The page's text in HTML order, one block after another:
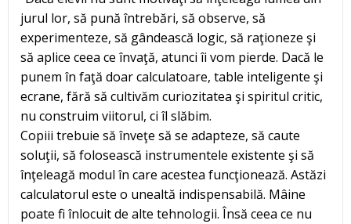
jurul lor, să pună întrebări, să observe, să
experimenteze, să gândească logic, să raţioneze şi
să aplice ceea ce învaţă, atunci îi vom pierde. Dacă le
punem în faţă doar calculatoare, table inteligente şi
ecrane, fără să cultivăm curiozitatea şi spiritul critic,
nu construim viitorul, ci îl slăbim.
Copiii trebuie să înveţe să se adapteze, să caute
soluţii, să folosească instrumentele existente şi să
înţeleagă modul în care acestea funcţionează. Astăzi
calculatorul este o unealtă indispensabilă. Mâine
poate fi înlocuit de alte tehnologii. Însă ceea ce nu